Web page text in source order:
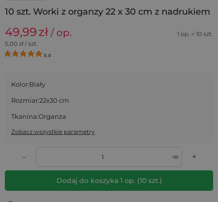
10 szt. Worki z organzy 22 x 30 cm z nadrukiem
49,99zł / op.
1 op. = 10 szt.
5,00 zł / szt.
5.0
Kolor:Biały
Rozmiar:22x30 cm
Tkanina:Organza
Zobacz wszystkie parametry
– op. +
Dodaj do koszyka 1 op. (10szt.)